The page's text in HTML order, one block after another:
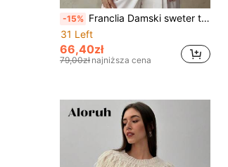
-15% Franclia Damski sweter typu casual w jednolitym kolorze z dekoltem w łódkę, na jedno ramię, z długim rękawem i metalowymi zdobieniami
31 Left
66,40zł
79,00zł najniższa cena